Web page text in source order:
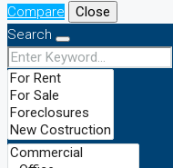
Compare
Close
Search